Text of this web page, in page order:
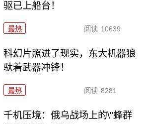
驱已上船台！
最热 阅读 10639
科幻片照进了现实，东大机器狼
驮着武器冲锋！
最热 阅读 8281
千机压境：俄乌战场上的\"蜂群